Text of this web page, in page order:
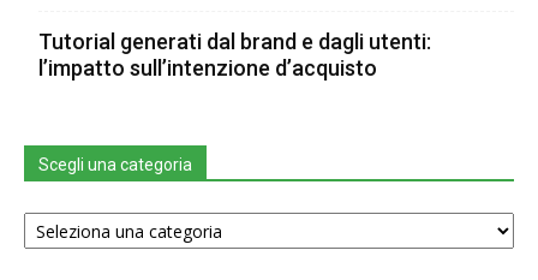
Tutorial generati dal brand e dagli utenti:
l’impatto sull’intenzione d’acquisto
Scegli una categoria
Scegli
una